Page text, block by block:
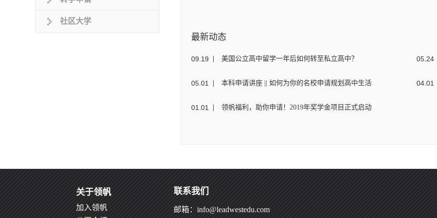
社区大学
最新动态
09 19 美国公立高中留学一年后如何转至私立高中？ 05 24
05 01 本科申请讲座 || 如何为你的名校申请规划高中生活 04 01
01 01 领帆福利，助你申请！2019年奖学金项目正式启动
关于领帆
加入领帆
联系我们
邮箱：info@leadwestedu.com